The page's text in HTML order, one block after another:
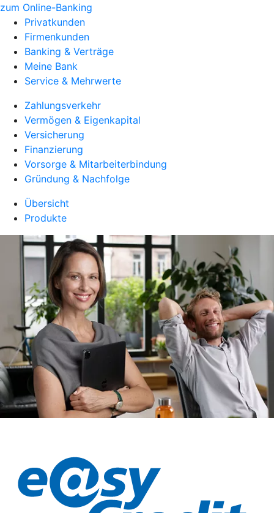
zum Online-Banking
Privatkunden
Firmenkunden
Banking & Verträge
Meine Bank
Service & Mehrwerte
Zahlungsverkehr
Vermögen & Eigenkapital
Versicherung
Finanzierung
Vorsorge & Mitarbeiterbindung
Gründung & Nachfolge
Übersicht
Produkte